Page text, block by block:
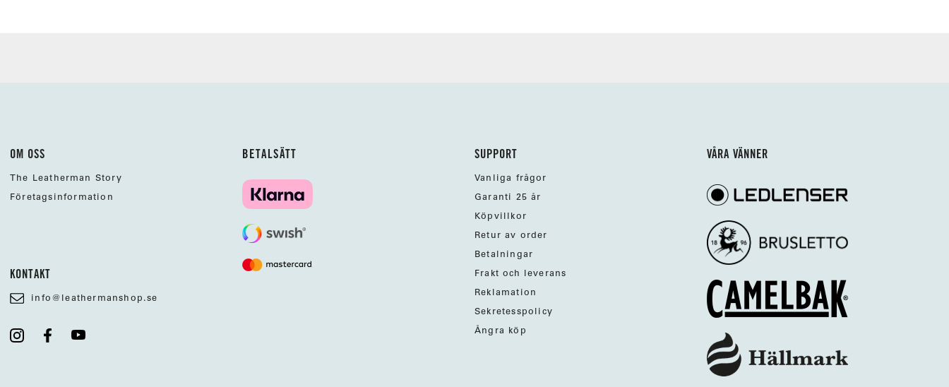
OM OSS
The Leatherman Story
Företagsinformation
KONTAKT
info@leathermanshop.se
BETALSÄTT SUPPORT
Vanliga frågor
Garanti 25 år
Köpvillkor
Retur av order
Betalningar
Frakt och leverans
Reklamation
Sekretesspolicy
Ångra köp
VÅRA VÄNNER